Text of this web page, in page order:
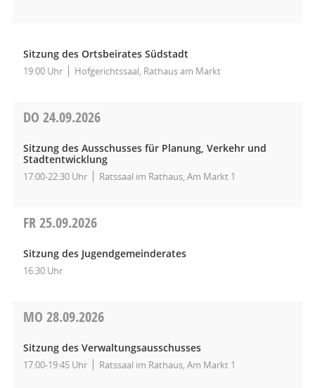
Sitzung des Ortsbeirates Südstadt
19:00 Uhr Hofgerichtssaal, Rathaus am Markt
DO 24.09.2026
Sitzung des Ausschusses für Planung, Verkehr und
Stadtentwicklung
17:00-22:30 Uhr Ratssaal im Rathaus, Am Markt 1
FR25.09.2026
Sitzung des Jugendgemeinderates
16:30 Uhr
MO 28.09.2026
Sitzung des Verwaltungsausschusses
17:00-19:45 Uhr Ratssaal im Rathaus, Am Markt 1